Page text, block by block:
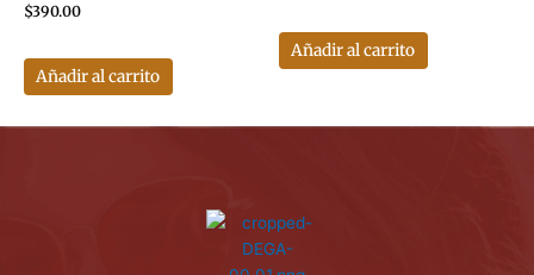
$390.00
Añadir al carrito
Añadir al carrito